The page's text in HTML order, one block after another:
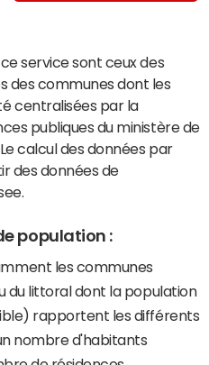
service sont ceux des
des communes dont les
centralisées par la
publiques du ministère de
calcul des données par
des données de
population :
les communes
du littoral dont la population
rapportent les différents
nombre d'habitants